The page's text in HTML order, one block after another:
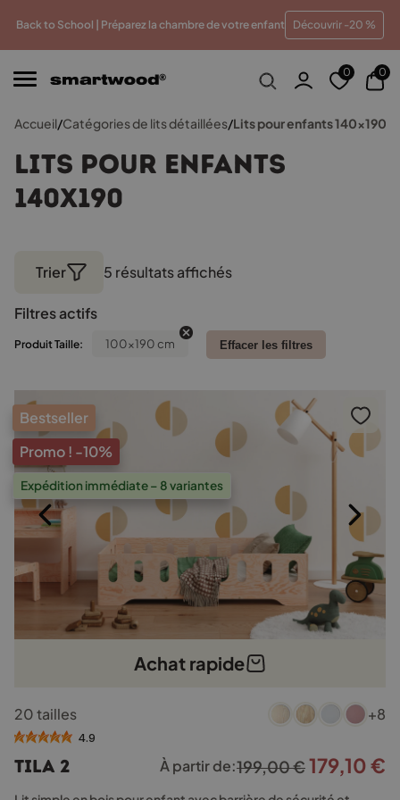
Back to School | Préparez la chambre de votre enfant Découvrir -20 %
prix Paiements en plusieurs fois sans frais
0 0
Accueil/Catégories de lits détaillées/Lits pour enfants 140x190
Lits pour enfants
140x190
Trier 5 résultats affichés
Filtres actifs
Produit Taille: 100x190 cm Effacer les filtres
Bestseller
Promo ! -10%
Expédition immédiate – 8 variantes
Achat rapide
produit
a
variations.
Les
20 tailles +8
4.9
TILA 2 À partir de:199,00€Le
prix
179,10€